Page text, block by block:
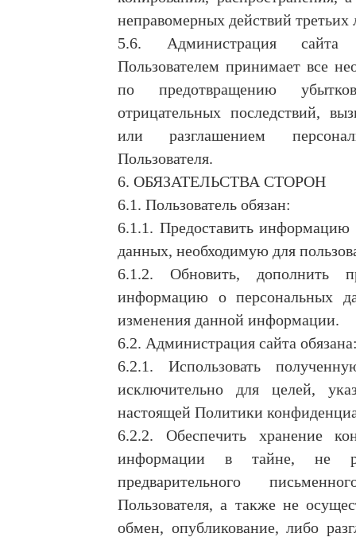
неправомерных действий третьих
5.6. Администрация
Пользователем принимает все
по предотвращению
отрицательных последствий,
или разглашением
Пользователя.
6. ОБЯЗАТЕЛЬСТВА СТОРОН
6.1. Пользователь обязан:
6.1.1. Предоставить информацию
данных, необходимую для
6.1.2. Обновить, дополнить
информацию о персональных
изменения данной информации.
6.2. Администрация сайта
6.2.1. Использовать
исключительно для целей,
настоящей Политики
6.2.2. Обеспечить хранение
информации в тайне, не
предварительного
Пользователя, а также не
обмен, опубликование, либо